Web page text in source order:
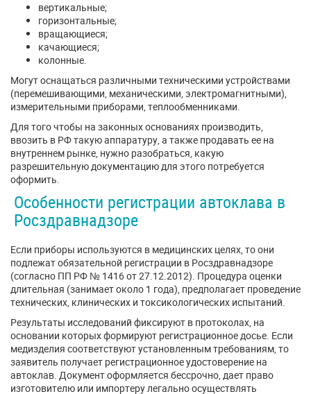
вертикальные;
горизонтальные;
вращающиеся;
качающиеся;
колонные.
Могут оснащаться различными техническими устройствами
(перемешивающими, механическими, электромагнитными),
измерительными приборами, теплообменниками.
Для того чтобы на законных основаниях производить,
ввозить в РФ такую аппаратуру, а также продавать ее на
внутреннем рынке, нужно разобраться, какую
разрешительную документацию для этого потребуется
оформить.
Особенности регистрации автоклава в
Росздравнадзоре
Если приборы используются в медицинских целях, то они
подлежат обязательной регистрации в Росздравнадзоре
(согласно ПП РФ № 1416 от 27.12.2012). Процедура оценки
длительная (занимает около 1 года), предполагает проведение
технических, клинических и токсикологических испытаний.
Результаты исследований фиксируют в протоколах, на
основании которых формируют регистрационное досье. Если
медизделия соответствуют установленным требованиям, то
заявитель получает регистрационное удостоверение на
автоклав. Документ оформляется бессрочно, дает право
изготовителю или импортеру легально осуществлять